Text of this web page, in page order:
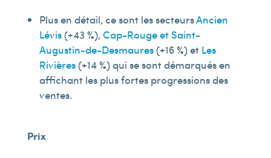
Plus en détail, ce sont les secteursAncien
Lévis(+43 %), Cap-Rouge et Saint-
Augustin-de-Desmaures(+16 %) et Les
Rivières(+14 %) qui se sont démarqués en
affichant les plus fortes progressions des
ventes.
Prix